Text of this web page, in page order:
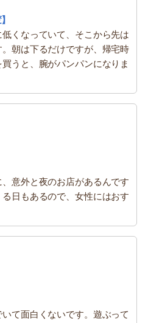
くなっていて、そこから先は
朝は下るだけですが、帰宅時
うと、腕がパンパンになりま
意外と夜のお店があるんです
日もあるので、女性にはおす
て面白くないです。遊ぶって